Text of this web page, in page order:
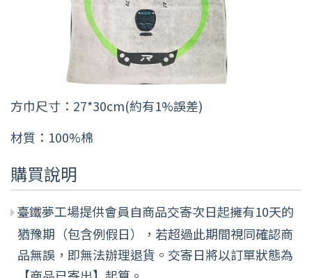
方巾尺寸：27*30cm(約有1%誤差)
材質：100%棉
購買說明
臺鐵夢工場提供會員自商品交寄次日起擁有10天的
猶豫期（包含例假日），若超過此期間視同確認商
品無誤，即無法辦理退貨。交寄日將以訂單狀態為